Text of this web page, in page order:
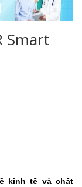
Smart
kinh tế và chất